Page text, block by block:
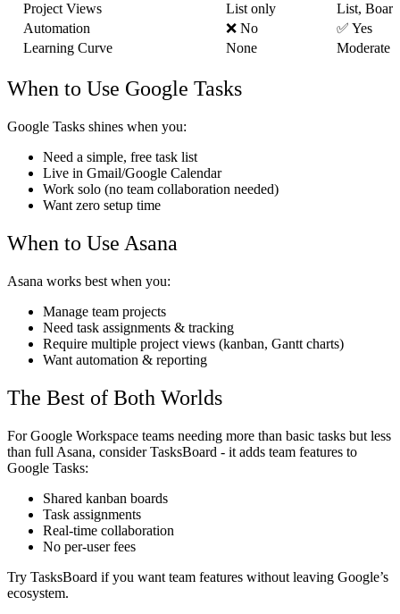
Project Views
List only
List,
Automation
❌ No
✅ Yes
Learning Curve
None Moderate
When to Use Google Tasks
Google Tasks shines when you:
Need a simple, free task list
Live in Gmail/Google Calendar
Work solo (no team collaboration needed)
Want zero setup time
When to Use Asana
Asana works best when you:
Manage team projects
Need task assignments & tracking
Require multiple project views (kanban, Gantt charts)
Want automation & reporting
The Best of Both Worlds
For Google Workspace teams needing more than basic tasks but less
than full Asana, considerTasksBoard - it adds team features to
Google Tasks:
Shared kanban boards
Task assignments
Real-time collaboration
No per-user fees
Try TasksBoard if you want team features without leaving Google’s
ecosystem.